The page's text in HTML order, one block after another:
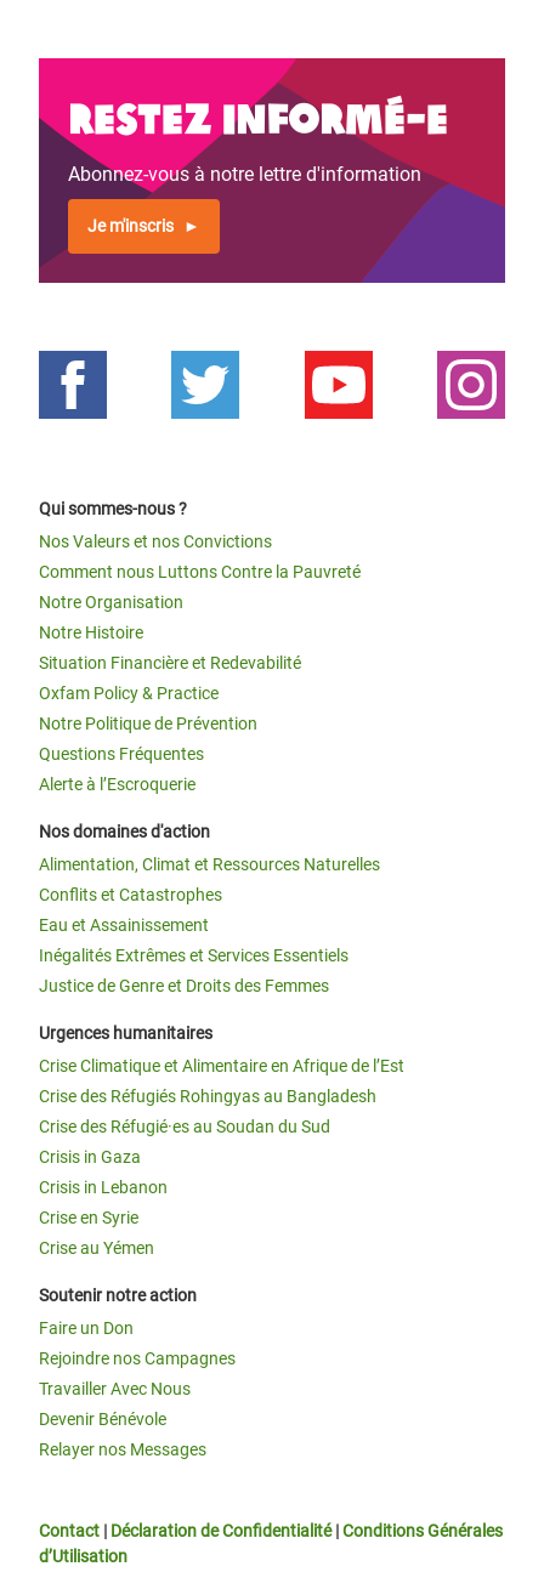
Restez informé-e
Abonnez-vous à notre lettre d'information
Je m'inscris
Qui sommes-nous ?
Nos Valeurs et nos Convictions
Comment nous Luttons Contre la Pauvreté
Notre Organisation
Notre Histoire
Situation Financière et Redevabilité
Oxfam Policy & Practice
Notre Politique de Prévention
Questions Fréquentes
Alerte à l’Escroquerie
Nos domaines d'action
Alimentation, Climat et Ressources Naturelles
Conflits et Catastrophes
Eau et Assainissement
Inégalités Extrêmes et Services Essentiels
Justice de Genre et Droits des Femmes
Urgences humanitaires
Crise Climatique et Alimentaire en Afrique de l’Est
Crise des Réfugiés Rohingyas au Bangladesh
Crise des Réfugié·es au Soudan du Sud
Crisis in Gaza
Crisis in Lebanon
Crise en Syrie
Crise au Yémen
Soutenir notre action
Faire un Don
Rejoindre nos Campagnes
Travailler Avec Nous
Devenir Bénévole
Relayer nos Messages
Contact | Déclaration de Confidentialité|Conditions Générales
d’Utilisation